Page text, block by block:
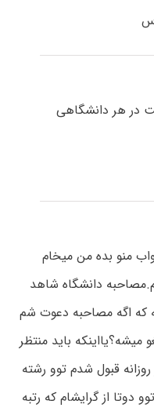
در هر دانشگاهی
منو بده من میخام
دانشگاه شاهد
که اگه مصاحبه دعوت شم
باید منتظر
قبول شدم توو رشته
برا شاهد توو دوتا از گرایشام که رتبه